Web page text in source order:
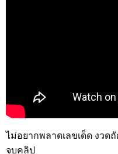
ไม่อยากพลาดเลขเด็ด งวด
จบคลิป